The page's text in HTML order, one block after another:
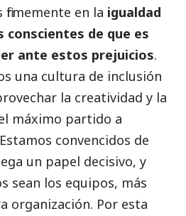
firmemente en la igualdad
conscientes de que es
ante estos prejuicios.
una cultura de inclusión
la creatividad y la
máximo partido a
convencidos de
un papel decisivo, y
sean los equipos, más
organización. Por esta